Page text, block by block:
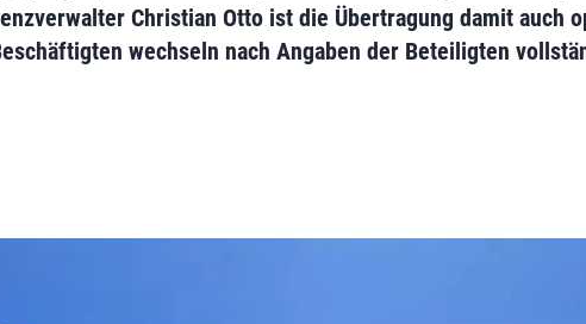
Christian Otto ist die Übertragung damit auch
wechseln nach Angaben der Beteiligten